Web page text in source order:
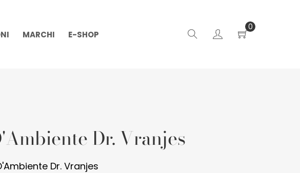
MARCHI E-SHOP
0
Dr. Vranjes
Dr. Vranjes